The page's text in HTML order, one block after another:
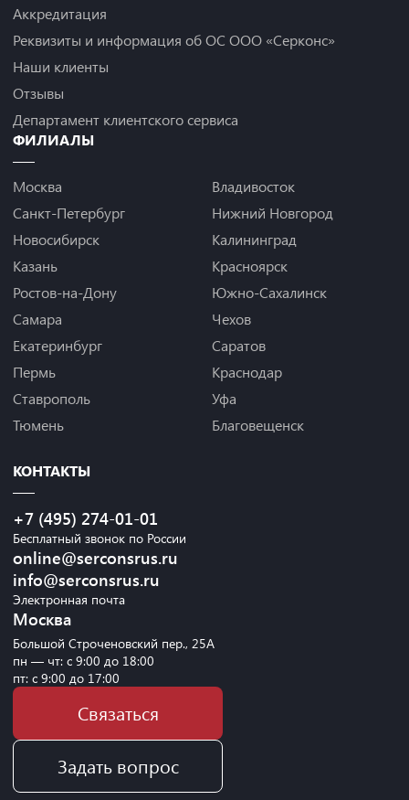
Аккредитация
Реквизиты и информация об ОС ООО «Серконс»
Наши клиенты
Отзывы
Департамент клиентского сервиса
ФИЛИАЛЫ
Москва
Санкт-Петербург
Новосибирск
Казань
Ростов-на-Дону
Самара
Екатеринбург
Пермь
Ставрополь
Тюмень
Владивосток
Нижний Новгород
Калининград
Красноярск
Южно-Сахалинск
Чехов
Саратов
Краснодар
Уфа
Благовещенск
КОНТАКТЫ
+7 (495) 274-01-01
Бесплатный звонок по России
online@serconsrus.ru
info@serconsrus.ru
Электронная почта
Москва
Большой Строченовский пер., 25А
пн — чт: с 9:00 до 18:00
пт: с 9:00 до 17:00
Связаться
Задать вопрос